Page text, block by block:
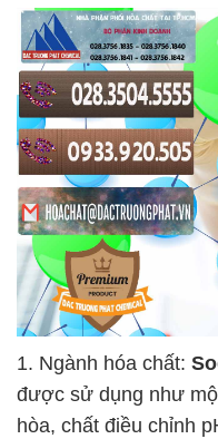
1. Ngành hóa chất:
được sử dụng như
hòa, chất điều chỉnh